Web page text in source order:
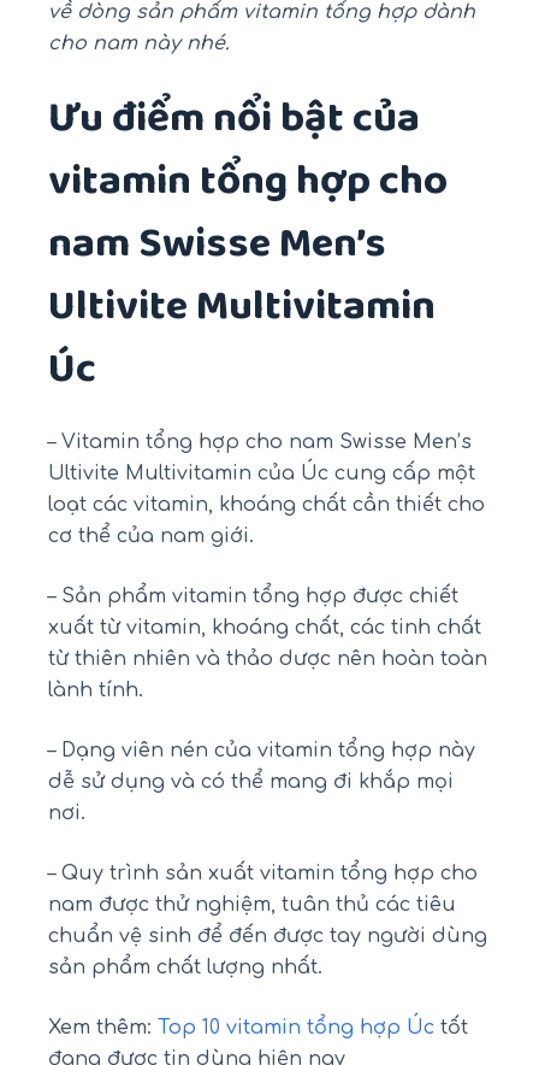
về dòng sản phẩm vitamin tổng hợp dành
cho nam này nhé.
Ưu điểm nổi bật của
vitamin tổng hợp cho
nam Swisse Men’s
Ultivite Multivitamin
Úc
– Vitamin tổng hợp cho nam Swisse Men’s
Ultivite Multivitamin của Úc cung cấp một
loạt các vitamin, khoáng chất cần thiết cho
cơ thể của nam giới.
– Sản phẩm vitamin tổng hợp được chiết
xuất từ vitamin, khoáng chất, các tinh chất
từ thiên nhiên và thảo dược nên hoàn toàn
lành tính.
– Dạng viên nén của vitamin tổng hợp này
dễ sử dụng và có thể mang đi khắp mọi
nơi.
– Quy trình sản xuất vitamin tổng hợp cho
nam được thử nghiệm, tuân thủ các tiêu
chuẩn vệ sinh để đến được tay người dùng
sản phẩm chất lượng nhất.
Xem thêm: Top 10 vitamin tổng hợp Úc tốt
đang được tin dùng hiện nay